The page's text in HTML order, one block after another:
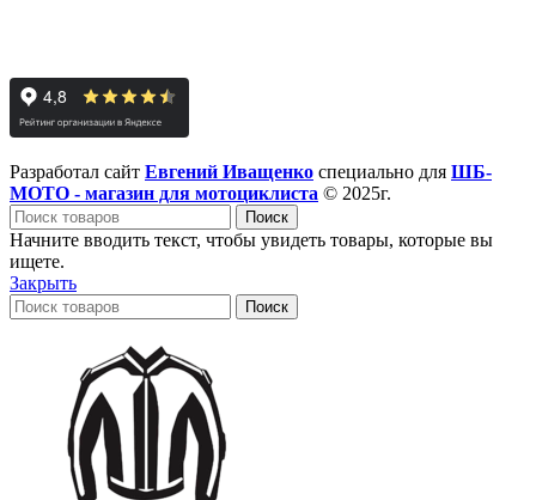
Разработал сайт Евгений Иващенко специально для ШБ-
МОТО - магазин для мотоциклиста © 2025г.
Поиск
Начните вводить текст, чтобы увидеть товары, которые вы
ищете.
Закрыть
Поиск